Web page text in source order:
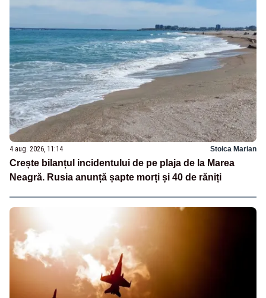
4 aug. 2026, 11:14 Stoica Marian
Crește bilanțul incidentului de pe plaja de la Marea
Neagră. Rusia anunță șapte morți și 40 de răniți